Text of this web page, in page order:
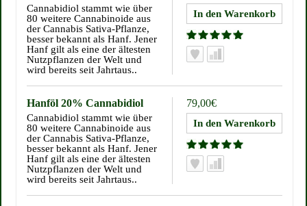
Cannabidiol stammt wie über
80 weitere Cannabinoide aus
der Cannabis Sativa-Pflanze,
besser bekannt als Hanf. Jener
Hanf gilt als eine der ältesten
Nutzpflanzen der Welt und
wird bereits seit Jahrtaus..
79,00€
Hanföl 20% Cannabidiol
Cannabidiol stammt wie über
80 weitere Cannabinoide aus
der Cannabis Sativa-Pflanze,
besser bekannt als Hanf. Jener
Hanf gilt als eine der ältesten
Nutzpflanzen der Welt und
wird bereits seit Jahrtaus..